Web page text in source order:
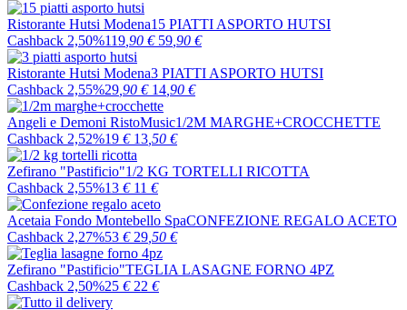
Ristorante Hutsi Modena15 PIATTI ASPORTO HUTSI
Cashback 2,50%119 ,90 € 59 ,90 €
Ristorante Hutsi Modena3 PIATTI ASPORTO HUTSI
Cashback 2,55%29 ,90 € 14 ,90 €
Angeli e Demoni RistoMusic1/2M MARGHE+CROCCHETTE
Cashback 2,52%19 € 13 ,50 €
Zefirano "Pastificio"1/2 KG TORTELLI RICOTTA
Cashback 2,55%13 € 11 €
Acetaia Fondo Montebello SpaCONFEZIONE REGALO ACETO
Cashback 2,27%53 € 29 ,50 €
Zefirano "Pastificio"TEGLIA LASAGNE FORNO 4PZ
Cashback 2,50%25 € 22 €